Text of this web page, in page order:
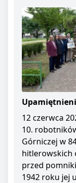
12 czerwca
10.
Górniczej w
hitlerowskich
przed
1942 roku jej